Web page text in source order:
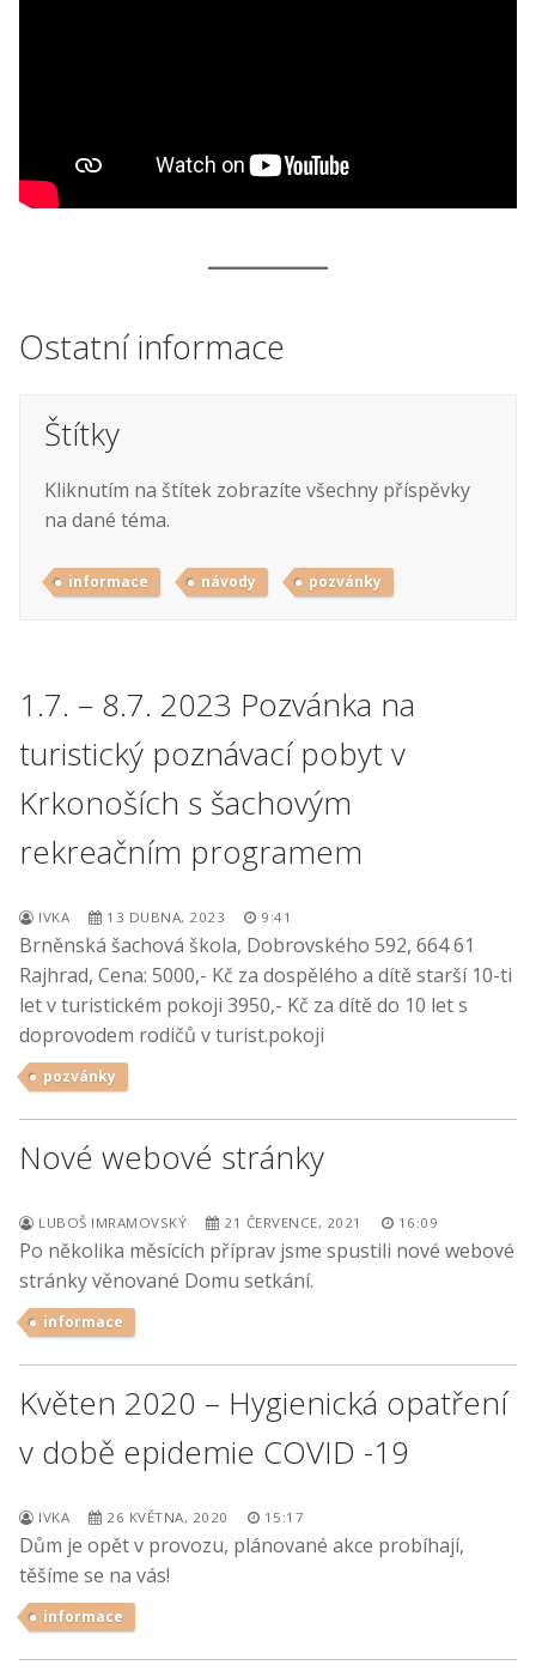
Ostatní informace
Štítky
Kliknutím na štítek zobrazíte všechny příspěvky
na dané téma.
informace návody pozvánky
1.7. – 8.7. 2023 Pozvánka na
turistický poznávací pobyt v
Krkonoších s šachovým
rekreačním programem
IVKA 13 DUBNA, 2023 9:41
Brněnská šachová škola, Dobrovského 592, 664 61
Rajhrad, Cena: 5000,- Kč za dospělého a dítě starší 10-ti
let v turistickém pokoji 3950,- Kč za dítě do 10 let s
doprovodem rodičů v turist.pokoji
pozvánky
Nové webové stránky
LUBOŠ IMRAMOVSKÝ 21 ČERVENCE, 2021 16:09
Po několika měsících příprav jsme spustili nové webové
stránky věnované Domu setkání.
informace
Květen 2020 – Hygienická opatření
v době epidemie COVID -19
IVKA 26 KVĚTNA, 2020 15:17
Dům je opět v provozu, plánované akce probíhají,
těšíme se na vás!
informace